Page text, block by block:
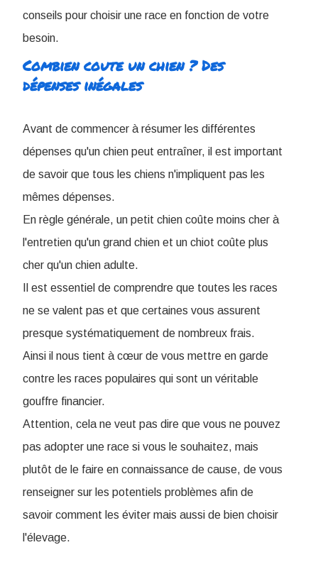
conseils pour choisir une race en fonction de votre
besoin.
Combien coute un chien ? Des
dépenses inégales
Avant de commencer à résumer les différentes
dépenses qu'un chien peut entraîner, il est important
de savoir que tous les chiens n'impliquent pas les
mêmes dépenses.
En règle générale, un petit chien coûte moins cher à
l'entretien qu'un grand chien et un chiot coûte plus
cher qu'un chien adulte.
Il est essentiel de comprendre que toutes les races
ne se valent pas et que certaines vous assurent
presque systématiquement de nombreux frais.
Ainsi il nous tient à cœur de vous mettre en garde
contre les races populaires qui sont un véritable
gouffre financier.
Attention, cela ne veut pas dire que vous ne pouvez
pas adopter une race si vous le souhaitez, mais
plutôt de le faire en connaissance de cause, de vous
renseigner sur les potentiels problèmes afin de
savoir comment les éviter mais aussi de bien choisir
l'élevage.